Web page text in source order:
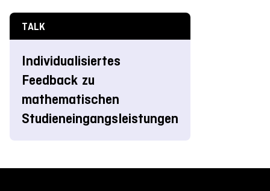
TALK
Individualisiertes
Feedback zu
mathematischen
Studieneingangsleistungen